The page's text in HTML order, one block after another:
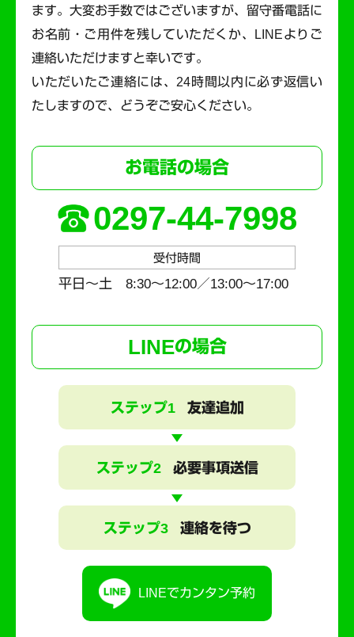
ます。 大変お手数ではございますが、留守番電話に
お名前・ご用件を残していただくか、LINEよりご
連絡いただけますと幸いです。
いただいたご連絡には、24時間以内に必ず返信い
たしますので、どうぞご安心ください。
お電話の場合
0297-44-7998
受付時間
平日～土 8:30〜12:00／13:00〜17:00
LINEの場合
ステップ1 友達追加
ステップ2 必要事項送信
ステップ3 連絡を待つ
LINEでカンタン予約